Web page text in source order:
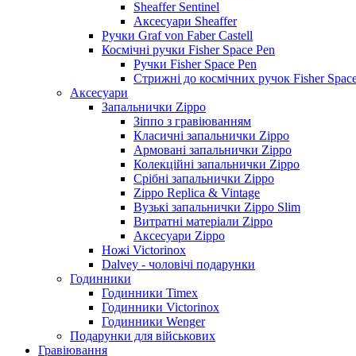
Sheaffer Sentinel
Аксесуари Sheaffer
Ручки Graf von Faber Castell
Космічні ручки Fisher Space Pen
Ручки Fisher Space Pen
Стрижні до космічних ручок Fisher
Аксесуари
Запальнички Zippo
Зіппо з гравіюванням
Класичні запальнички Zippo
Армовані запальнички Zippo
Колекційні запальнички Zippo
Срібні запальнички Zippo
Zippo Replica & Vintage
Вузькі запальнички Zippo Slim
Витратні матеріали Zippo
Аксесуари Zippo
Ножі Victorinox
Dalvey - чоловічі подарунки
Годинники
Годинники Timex
Годинники Victorinox
Годинники Wenger
Подарунки для військових
Гравіювання